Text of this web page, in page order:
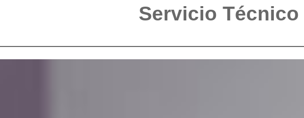
Servicio